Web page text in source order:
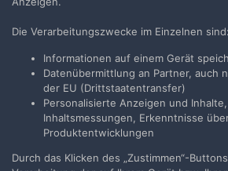
Erstelle ein
Dich an, um zu
Du musst ein Benutzerkonto haben,
verfassen zu können
Neues Benutzerkonto für unsere
Die Verarbeitungszwecke im Einzelnen sind:
Informationen auf einem Gerät
Datenübermittlung an Partner, auch
der EU (Drittstaatentransfer)
Personalisierte Anzeigen und
Inhaltsmessungen, Erkenntnisse
Produktentwicklungen
Durch das Klicken des „Zustimmen“-